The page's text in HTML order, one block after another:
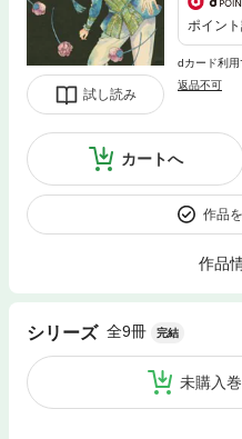
試し読み
ポイン
dカード利
返品不可
カートへ
作品
作品
シリーズ 全9冊 完結
未購入